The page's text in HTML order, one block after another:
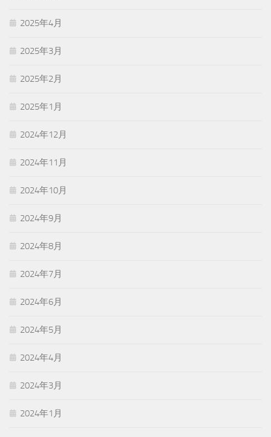
2025年4月
2025年3月
2025年2月
2025年1月
2024年12月
2024年11月
2024年10月
2024年9月
2024年8月
2024年7月
2024年6月
2024年5月
2024年4月
2024年3月
2024年1月